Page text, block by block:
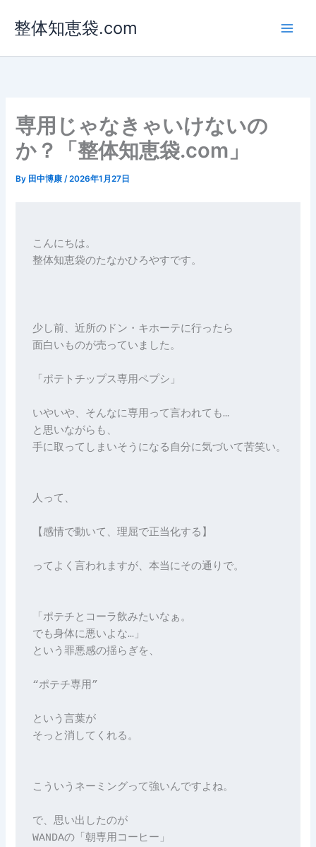
ス
整体知恵袋.com
専用じゃなきゃいけないの
か？「整体知恵袋.com」
By 田中博康/2026年1月27日
こんにちは。
整体知恵袋のたなかひろやすです。
少し前、近所のドン・キホーテに行ったら
面白いものが売っていました。
「ポテトチップス専用ペプシ」
いやいや、そんなに専用って言われても…
と思いながらも、
手に取ってしまいそうになる自分に気づいて苦笑い。
人って、
【感情で動いて、理屈で正当化する】
ってよく言われますが、本当にその通りで。
「ポテチとコーラ飲みたいなぁ。
でも身体に悪いよな…」
という罪悪感の揺らぎを、
“ポテチ専用”
という言葉が
そっと消してくれる。
こういうネーミングって強いんですよね。
で、思い出したのが
WANDAの「朝専用コーヒー」